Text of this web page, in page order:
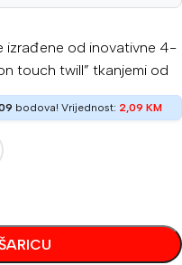
izrađene od inovativne 4-
touch twill” tkanjemi od
bodova! Vrijednost: 2,09 KM